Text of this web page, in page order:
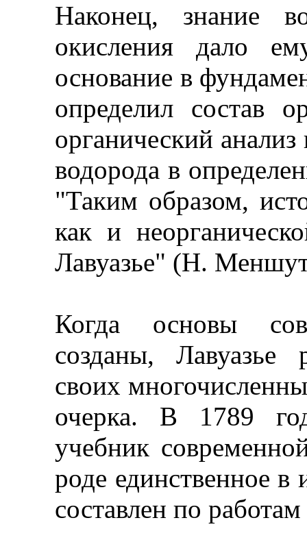
Наконец, знание
окисления дало
основание в
определил состав
органический
водорода в
"Таким образом,
как и
Лавуазье" (Н.
Когда основы
созданы, Лавуазье
своих
очерка. В 1789
учебник
роде единственное в
составлен по